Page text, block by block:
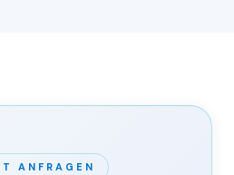
ANFRAGEN